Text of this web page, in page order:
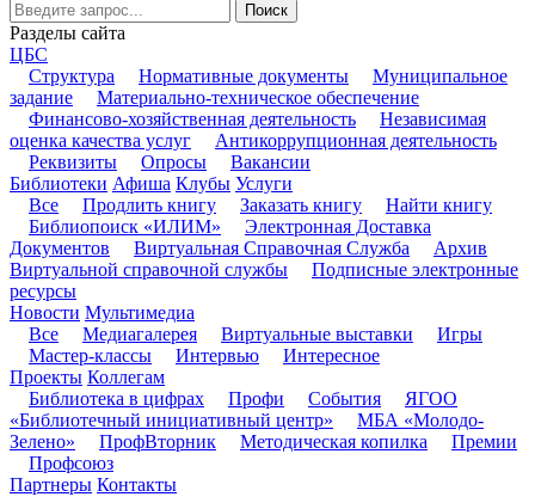
Поиск
Разделы сайта
ЦБС
Структура
Нормативные документы
Муниципальное
задание
Материально-техническое обеспечение
Финансово-хозяйственная деятельность
Независимая
оценка качества услуг
Антикоррупционная деятельность
Реквизиты
Опросы
Вакансии
Библиотеки Афиша Клубы Услуги
Все
Продлить книгу Заказать книгу
Найти книгу
Библиопоиск «ИЛИМ»
Электронная Доставка
Документов
Виртуальная Справочная Служба
Архив
Виртуальной справочной службы
Подписные электронные
ресурсы
Новости Мультимедиа
Все
Медиагалерея Виртуальные выставки
Игры
Мастер-классы
Интервью
Интересное
Проекты Коллегам
Библиотека в цифрах
Профи События
ЯГОО
«Библиотечный инициативный центр»
МБА «Молодо-
Зелено»
ПрофВторник Методическая копилка
Премии
Профсоюз
Партнеры Контакты